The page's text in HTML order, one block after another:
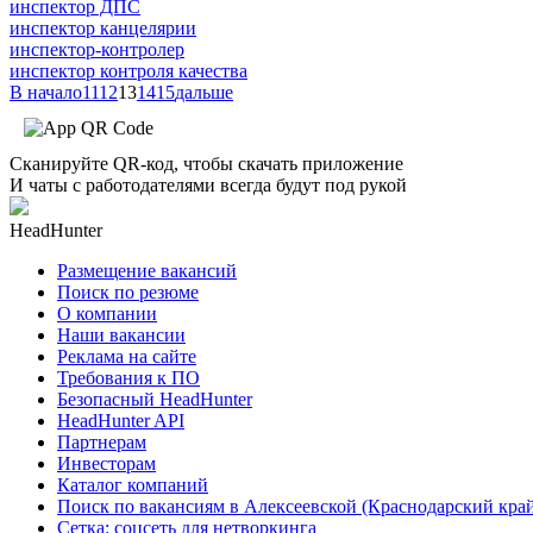
инспектор ДПС
инспектор канцелярии
инспектор-контролер
инспектор контроля качества
В начало1112131415дальше
Сканируйте QR-код, чтобы скачать приложение
И чаты с работодателями всегда будут под рукой
HeadHunter
Размещение вакансий
Поиск по резюме
О компании
Наши вакансии
Реклама на сайте
Требования к ПО
Безопасный HeadHunter
HeadHunter API
Партнерам
Инвесторам
Каталог компаний
Поиск по вакансиям в Алексеевской (Краснодарский
Сетка: соцсеть для нетворкинга